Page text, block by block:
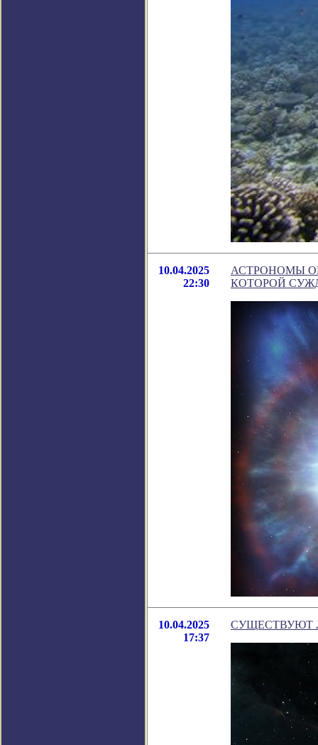
10.04.2025
22:30
АСТРОНОМЫ
КОТОРОЙ
10.04.2025
17:37
СУЩЕСТВУЮТ